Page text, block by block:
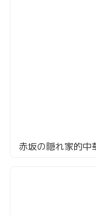
赤坂の隠れ家的中